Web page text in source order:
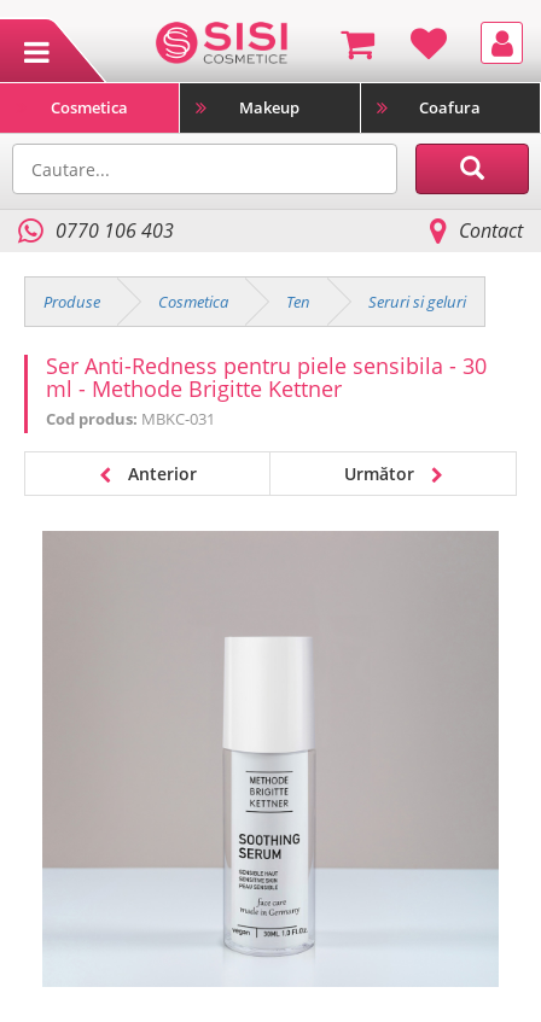
Cosmetica Makeup Coafura
0770 106 403 Contact
Produse Cosmetica Ten Seruri si geluri
Ser Anti-Redness pentru piele sensibila - 30
ml - Methode Brigitte Kettner
Cod produs: MBKC-031
Anterior Următor